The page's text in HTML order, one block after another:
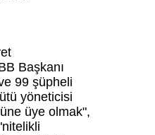
Başkanı
99 şüpheli
yöneticisi
üye olmak",